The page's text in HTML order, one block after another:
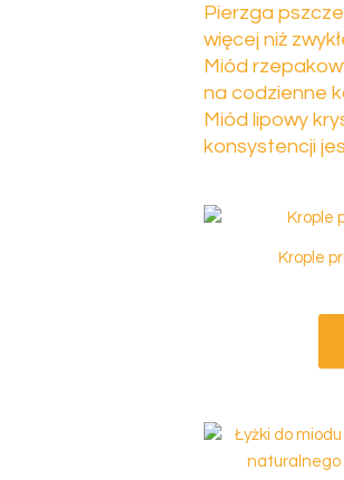
Pierzga
więcej niż
Miód
na codzienne
Miód lipowy
konsystencji
Krople